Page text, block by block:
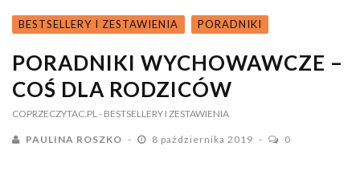
BESTSELLERY I ZESTAWIENIA PORADNIKI
PORADNIKI WYCHOWAWCZE –
COŚ DLA RODZICÓW
COPRZECZYTAC.PL - BESTSELLERY I ZESTAWIENIA
PAULINA ROSZKO 8 października 2019 0